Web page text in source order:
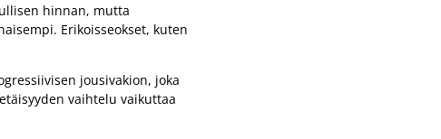
hinnan, mutta
Erikoisseokset, kuten
jousivakion, joka
vaihtelu vaikuttaa